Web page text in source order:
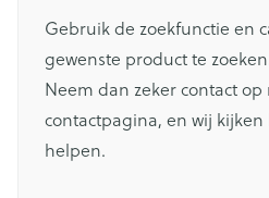
Gebruik de zoekfunctie en
gewenste product te
Neem dan zeker contact op
contactpagina, en wij
helpen.